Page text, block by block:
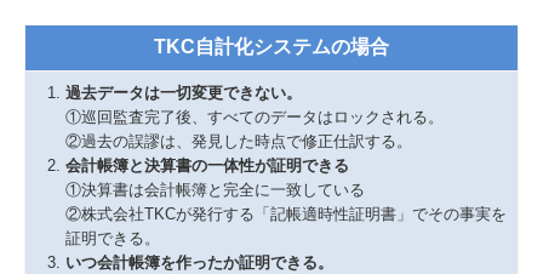
TKC自計化システムの場合
過去データは一切変更できない。
①巡回監査完了後、すべてのデータはロックされる。
②過去の誤謬は、発見した時点で修正仕訳する。
会計帳簿と決算書の一体性が証明できる
①決算書は会計帳簿と完全に一致している
②株式会社TKCが発行する「記帳適時性証明書」でその事実を
証明できる。
いつ会計帳簿を作ったか証明できる。